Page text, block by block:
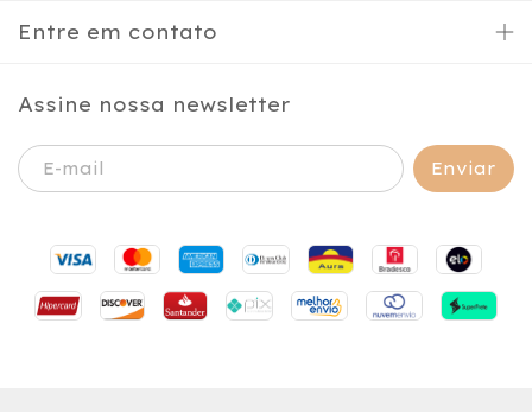
Entre em contato
Assine nossa newsletter